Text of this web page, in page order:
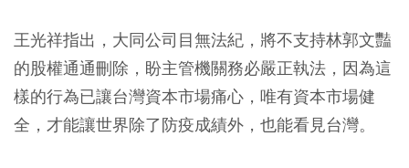
王光祥指出，大同公司目無法紀，將不支持林郭文豔
的股權通通刪除，盼主管機關務必嚴正執法，因為這
樣的行為已讓台灣資本市場痛心，唯有資本市場健
全，才能讓世界除了防疫成績外，也能看見台灣。